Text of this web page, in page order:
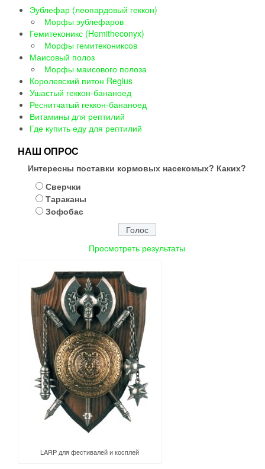
Эублефар (леопардовый геккон)
Морфы эублефаров
Гемитеконикс (Hemitheconyx)
Морфы гемитекониксов
Маисовый полоз
Морфы маисового полоза
Королевский питон Regius
Ушастый геккон-бананоед
Реснитчатый геккон-бананоед
Витамины для рептилий
Где купить еду для рептилий
НАШ ОПРОС
Интересны поставки кормовых насекомых? Каких?
Сверчки
Тараканы
Зофобас
Просмотреть результаты
LARP для фестивалей и косплей